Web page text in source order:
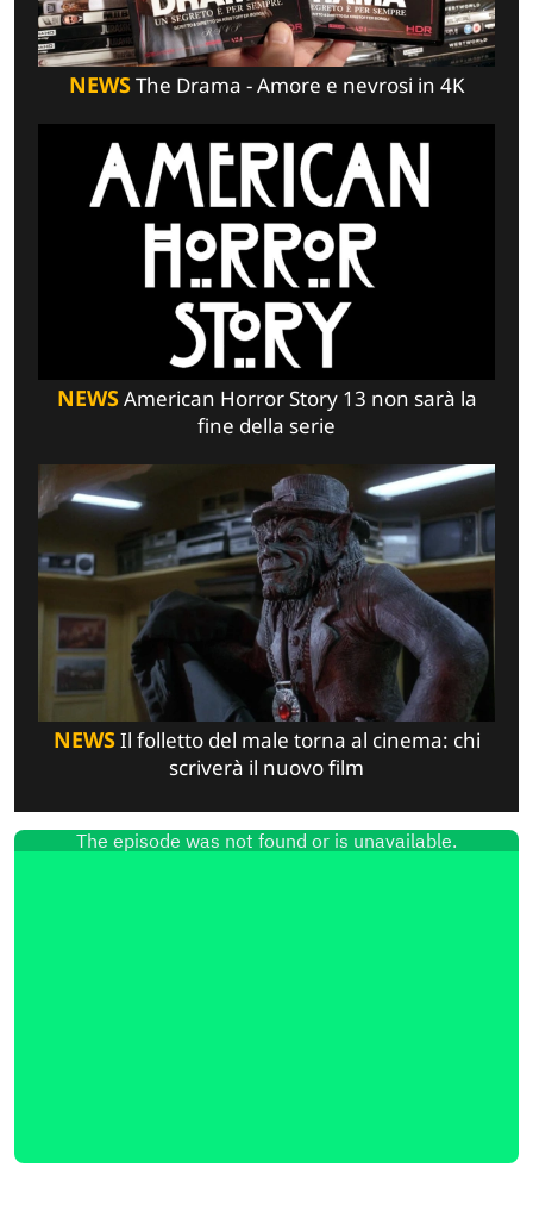
NEWSThe Drama - Amore e nevrosi in 4K
NEWSAmerican Horror Story 13 non sarà la
fine della serie
NEWSIl folletto del male torna al cinema: chi
scriverà il nuovo film